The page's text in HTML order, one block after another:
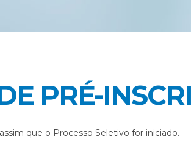
Rache Kieper
PRÉ-
que o Processo Seletivo for iniciado.